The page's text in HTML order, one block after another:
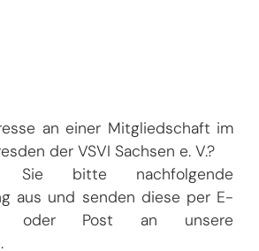
an einer Mitgliedschaft im
der VSVI Sachsen e. V.?
Sie bitte nachfolgende
aus und senden diese per E-
oder Post an unsere